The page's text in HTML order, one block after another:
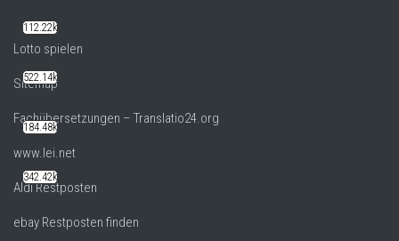
Lotto spielen
Sitemap
Fachübersetzungen – Translatio24.org
www.lei.net
Aldi Restposten
ebay Restposten finden
112.22k
522.14k
184.48k
342.42k